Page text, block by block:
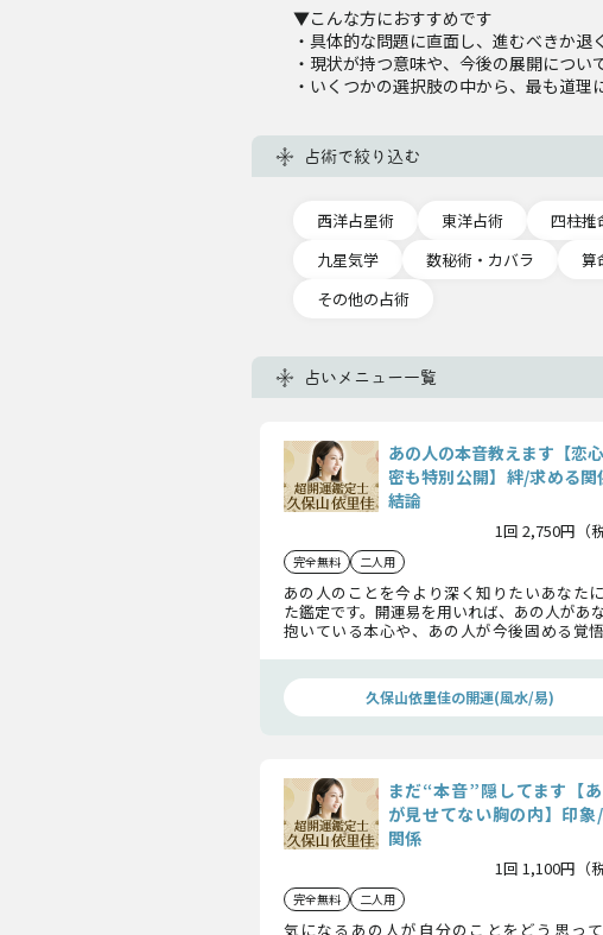
▼こんな方におすすめです
・具体的な問題に直面し、進むべきか
・現状が持つ意味や、今後の展開につい
・いくつかの選択肢の中から、最も道
占術で絞り込む
西洋占星術 東洋占術 四柱推
九星気学
数秘術・カバラ 算
その他の占術
占いメニュー一覧
あの人の本音教えます【恋
密も特別公開】絆/求める関
結論
1回 2,750円（税
完全無料 二人用
あの人のことを今より深く知りたいあなた
た鑑定です。開運易を用いれば、あの人があ
抱いている本心や、あの人が今後固める覚
久保山依里佳の開運(風水/易)
まだ“本音”隠してます【
が見せてない胸の内】印象
関係
1回 1,100円（税
完全無料 二人用
気になるあの人が自分のことをどう思っ